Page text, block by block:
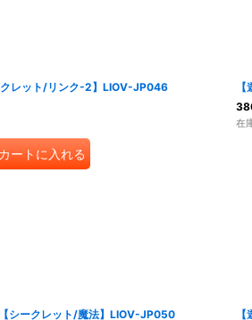
クレット/リンク-2】LIOV-JP046
ートに入れる
在
シークレット/魔法】LIOV-JP050